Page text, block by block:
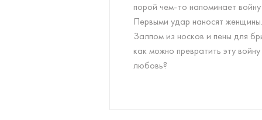
порой чем-то напоминает
Первыми удар наносят женщины.
Залпом из носков и пены для
как можно превратить эту войну
любовь?